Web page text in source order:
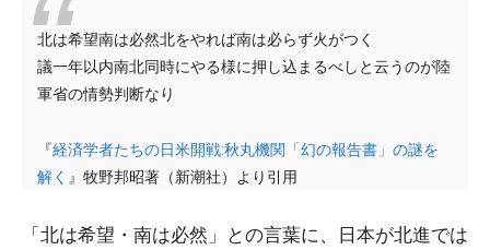
北は希望南は必然北をやれば南は必らず火がつく
議一年以内南北同時にやる様に押し込まるべしと云うのが陸
軍省の情勢判断なり
『経済学者たちの日米開戦:秋丸機関「幻の報告書」の謎を
解く 』牧野邦昭著（新潮社）より引用
「北は希望・南は必然」との言葉に、日本が北進では